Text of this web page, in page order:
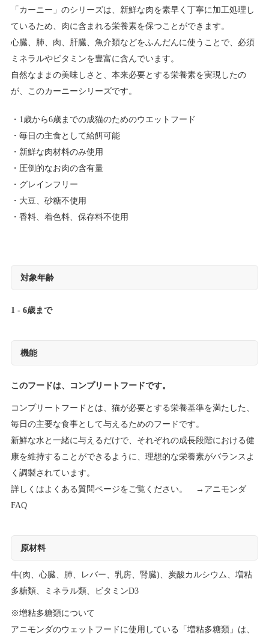
「カーニー」のシリーズは、新鮮な肉を素早く丁寧に加工処理し
ているため、肉に含まれる栄養素を保つことができます。
心臓、肺、肉、肝臓、魚介類などをふんだんに使うことで、必須
ミネラルやビタミンを豊富に含んでいます。
自然なままの美味しさと、本来必要とする栄養素を実現したの
が、このカーニーシリーズです。
1歳から6歳までの成猫のためのウエットフード
毎日の主食として給餌可能
新鮮な肉材料のみ使用
圧倒的なお肉の含有量
グレインフリー
大豆、砂糖不使用
香料、着色料、保存料不使用
対象年齢
1 - 6歳まで
機能
このフードは、コンプリートフードです。
コンプリートフードとは、猫が必要とする栄養基準を満たした、
毎日の主要な食事として与えるためのフードです。
新鮮な水と一緒に与えるだけで、それぞれの成長段階における健
康を維持することができるように、理想的な栄養素がバランスよ
く調製されています。
詳しくはよくある質問ページをご覧ください。 → アニモンダ
FAQ
原材料
牛(肉、心臓、肺、レバー、乳房、腎臓)、炭酸カルシウム、増粘
多糖類、ミネラル類、ビタミンD3
※増粘多糖類について
アニモンダのウェットフードに使用している「増粘多糖類」は、